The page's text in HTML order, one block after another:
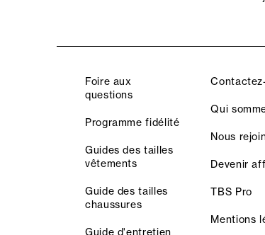
Foire aux
questions
Programme fidélité
Guides des tailles
vêtements
Guide des tailles
chaussures
Guide d'entretien
Qui
Nous
Devenir
TBS Pro
Mentions